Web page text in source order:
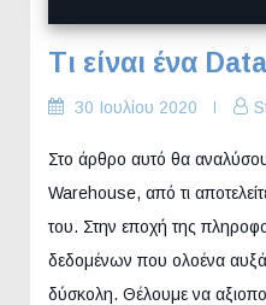
Τι είναι ένα
30 Ιουλίου 2020
Στο άρθρο αυτό θα
Warehouse, από τι
του. Στην εποχή της
δεδομένων που ολοένα
δύσκολη. Θέλουμε να